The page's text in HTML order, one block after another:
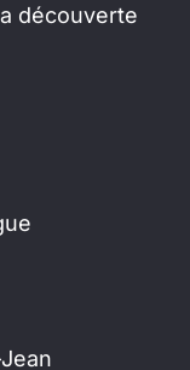
découverte